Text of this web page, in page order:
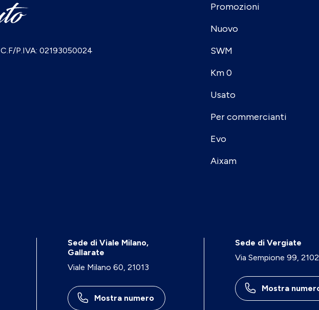
C.F/P.IVA: 02193050024
Promozioni
Nuovo
SWM
Km 0
Usato
Per commercianti
Evo
Aixam
Sede di Viale Milano,
Gallarate
Viale Milano 60, 21013
Mostra numero
Sede di Vergiate
Via Sempione 99,
Mostra